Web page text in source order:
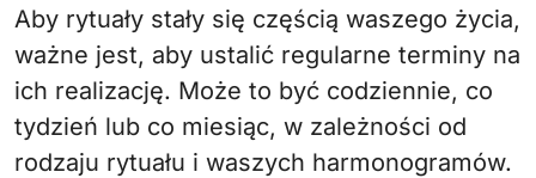
Aby rytuały stały się częścią waszego życia,
ważne jest, aby ustalić regularne terminy na
ich realizację. Może to być codziennie, co
tydzień lub co miesiąc, w zależności od
rodzaju rytuału i waszych harmonogramów.